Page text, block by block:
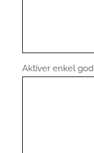
Aktiver enkel